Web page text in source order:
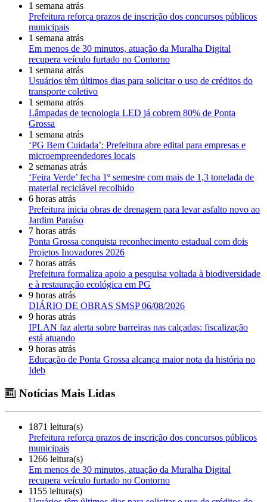
1 semana atrás
Prefeitura reforça prazos de inscrição dos concursos públicos
municipais
1 semana atrás
Em menos de 30 minutos, atuação da Muralha Digital
recupera veículo furtado no Contorno
1 semana atrás
Usuários têm últimos dias para solicitar o uso de créditos do
transporte coletivo
1 semana atrás
Lâmpadas de tecnologia LED já cobrem 80% de Ponta
Grossa
1 semana atrás
‘PG Bem Cuidada’: Prefeitura abre edital para empresas e
microempreendedores locais
2 semanas atrás
‘Feira Verde’ fecha 1º semestre com mais de 1,3 tonelada de
material reciclável recolhido
6 horas atrás
Prefeitura inicia obras de drenagem para levar asfalto novo ao
Jardim Paraíso
7 horas atrás
Ponta Grossa conquista reconhecimento estadual com dois
Projetos Inovadores 2026
7 horas atrás
Prefeitura formaliza apoio a pesquisa voltada à biodiversidade
e à restauração ecológica em PG
9 horas atrás
DIÁRIO DE OBRAS SMSP 06/08/2026
9 horas atrás
IPLAN faz alerta sobre barreiras nas calçadas: fiscalização
está atuando
9 horas atrás
Educação de Ponta Grossa alcança maior nota da história no
Ideb
Notícias Mais Lidas
1871 leitura(s)
Prefeitura reforça prazos de inscrição dos concursos públicos
municipais
1266 leitura(s)
Em menos de 30 minutos, atuação da Muralha Digital
recupera veículo furtado no Contorno
1155 leitura(s)